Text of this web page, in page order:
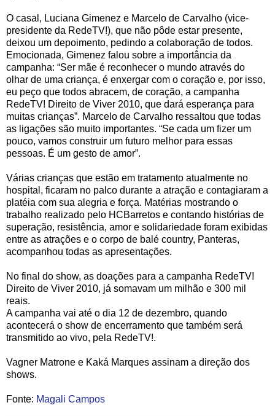
O casal, Luciana Gimenez e Marcelo de Carvalho (vice-
presidente da RedeTV!), que não pôde estar presente,
deixou um depoimento, pedindo a colaboração de todos.
Emocionada, Gimenez falou sobre a importância da
campanha: “Ser mãe é reconhecer o mundo através do
olhar de uma criança, é enxergar com o coração e, por isso,
eu peço que todos abracem, de coração, a campanha
RedeTV! Direito de Viver 2010, que dará esperança para
muitas crianças”. Marcelo de Carvalho ressaltou que todas
as ligações são muito importantes. “Se cada um fizer um
pouco, vamos construir um futuro melhor para essas
pessoas. É um gesto de amor”.
Várias crianças que estão em tratamento atualmente no
hospital, ficaram no palco durante a atração e contagiaram a
platéia com sua alegria e força. Matérias mostrando o
trabalho realizado pelo HCBarretos e contando histórias de
superação, resistência, amor e solidariedade foram exibidas
entre as atrações e o corpo de balé country, Panteras,
acompanhou todas as apresentações.
No final do show, as doações para a campanha RedeTV!
Direito de Viver 2010, já somavam um milhão e 300 mil
reais.
A campanha vai até o dia 12 de dezembro, quando
acontecerá o show de encerramento que também será
transmitido ao vivo, pela RedeTV!.
Vagner Matrone e Kaká Marques assinam a direção dos
shows.
Fonte: Magali Campos